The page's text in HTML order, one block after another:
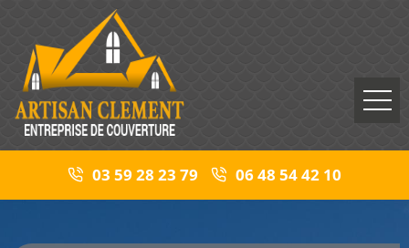
03 59 28 23 79 06 48 54 42 10